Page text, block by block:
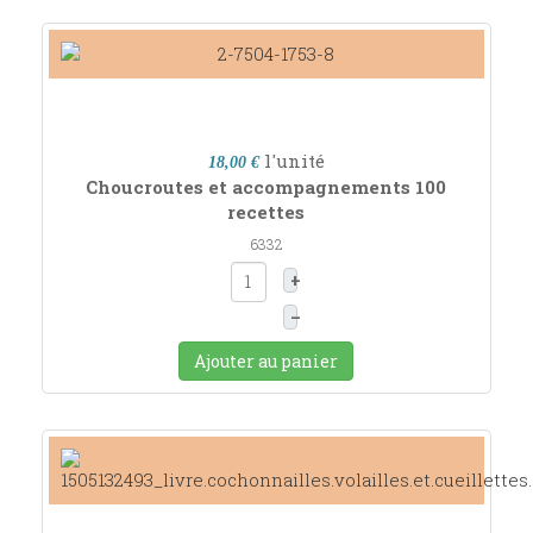
18,00 € l'unité
Choucroutes et accompagnements 100
recettes
6332
+
–
Ajouter au panier